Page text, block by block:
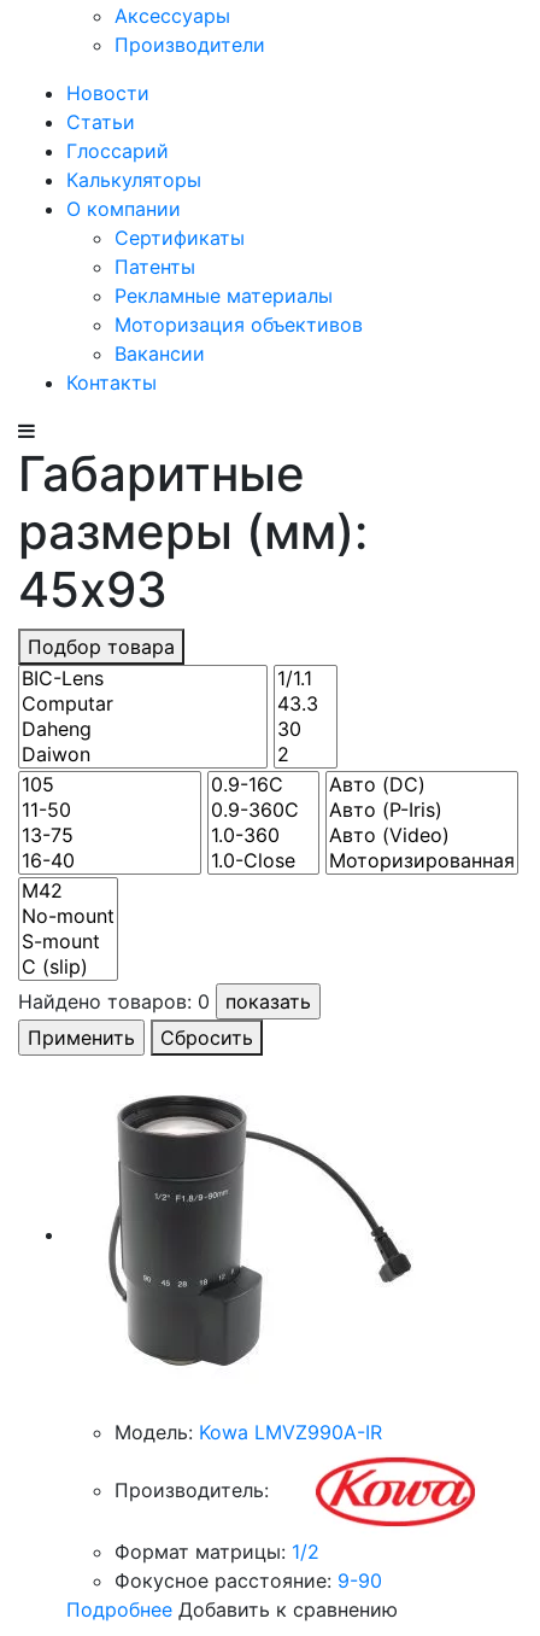
Аксессуары
Производители
Новости
Статьи
Глоссарий
Калькуляторы
О компании
Сертификаты
Патенты
Рекламные материалы
Моторизация объективов
Вакансии
Контакты
Габаритные
размеры (мм):
45x93
Подбор товара
Найдено товаров: 0
Сбросить
Модель: Kowa LMVZ990A-IR
Производитель:
Формат матрицы: 1/2
Фокусное расстояние: 9-90
Подробнее Добавить к сравнению